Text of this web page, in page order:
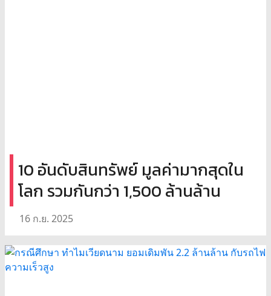
10 อันดับสินทรัพย์ มูลค่ามากสุดใน
โลก รวมกันกว่า 1,500 ล้านล้าน
16 ก.ย. 2025